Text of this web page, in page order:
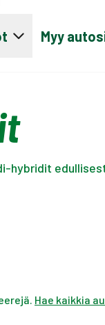
Myy
hybridit
Hae kaikkia